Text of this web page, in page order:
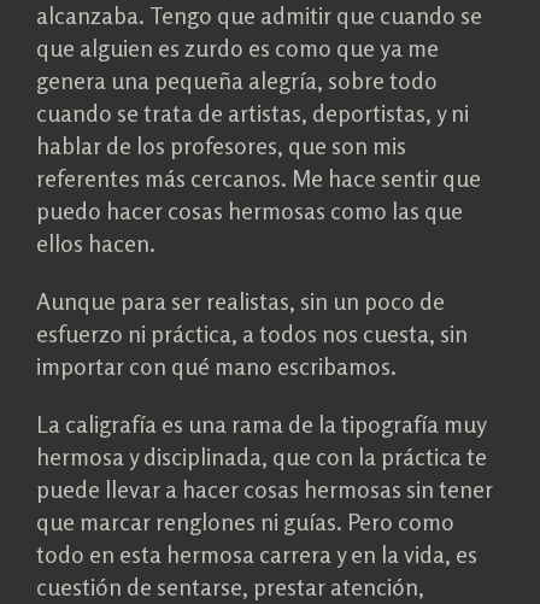
alcanzaba. Tengo que admitir que cuando se
que alguien es zurdo es como que ya me
genera una pequeña alegría, sobre todo
cuando se trata de artistas, deportistas, y ni
hablar de los profesores, que son mis
referentes más cercanos. Me hace sentir que
puedo hacer cosas hermosas como las que
ellos hacen.
Aunque para ser realistas, sin un poco de
esfuerzo ni práctica, a todos nos cuesta, sin
importar con qué mano escribamos.
La caligrafía es una rama de la tipografía muy
hermosa y disciplinada, que con la práctica te
puede llevar a hacer cosas hermosas sin tener
que marcar renglones ni guías. Pero como
todo en esta hermosa carrera y en la vida, es
cuestión de sentarse, prestar atención,